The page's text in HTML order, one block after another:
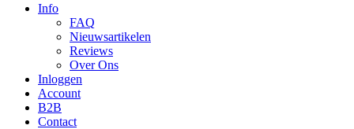
Info
FAQ
Nieuwsartikelen
Reviews
Over Ons
Inloggen
Account
B2B
Contact